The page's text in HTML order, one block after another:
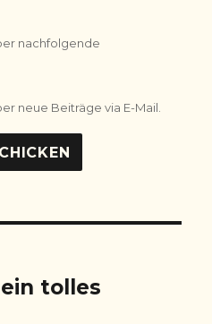
nachfolgende
neue Beiträge via E-Mail.
tolles